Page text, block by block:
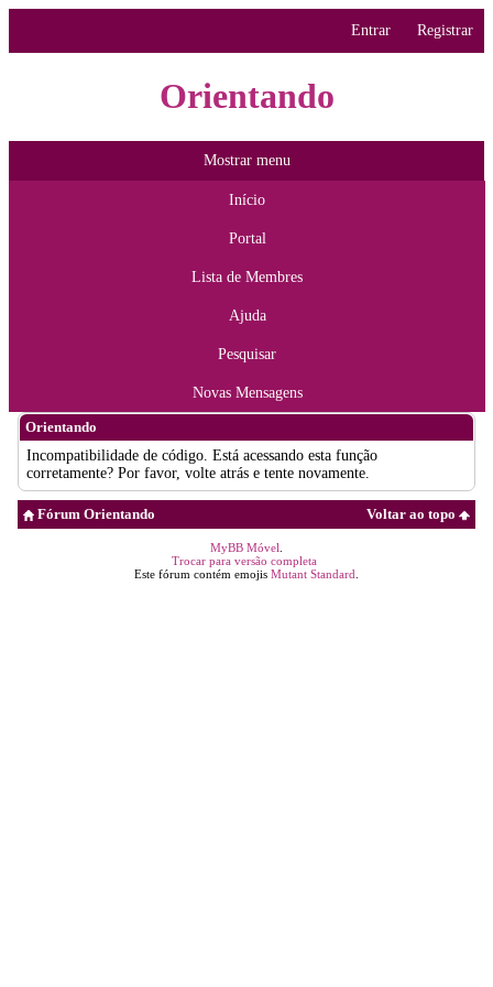
Entrar Registrar
Orientando
Mostrar menu
Início
Portal
Lista de Membres
Ajuda
Pesquisar
Novas Mensagens
Orientando
Incompatibilidade de código. Está acessando esta função
corretamente? Por favor, volte atrás e tente novamente.
Voltar ao topo
Fórum Orientando
MyBB Móvel
Trocar para versão completa
Este fórum contém emojis Mutant Standard